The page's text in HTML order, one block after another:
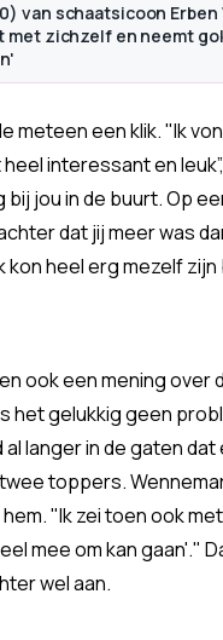
van schaatsicoon Erben
met zichzelf en neemt
meteen een klik. "Ik
interessant en
bij jou in de buurt. Op
dat jij meer was
heel erg mezelf zijn
ook een mening over
het gelukkig geen
al langer in de gaten dat
toppers.
"Ik zei toen ook
mee om kan gaan'."
wel aan.